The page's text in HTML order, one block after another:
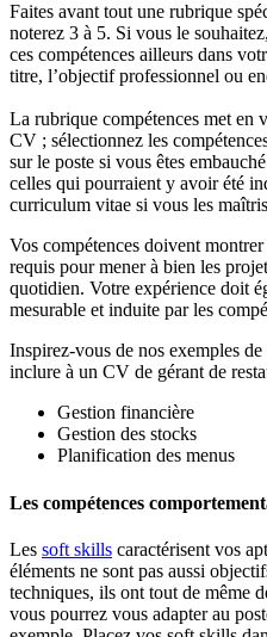
Faites avant tout une rubrique
noterez 3 à 5. Si vous le
ces compétences ailleurs dans
titre, l’objectif professionnel ou
La rubrique compétences met en
CV ; sélectionnez les
sur le poste si vous êtes
celles qui pourraient y avoir été
curriculum vitae si vous les
Vos compétences doivent
requis pour mener à bien les
quotidien. Votre expérience doit
mesurable et induite par les
Inspirez-vous de nos exemples
inclure à un CV de gérant de
Gestion financière
Gestion des stocks
Planification des menus
Les compétences
Les soft skills caractérisent vos
éléments ne sont pas aussi
techniques, ils ont tout de même
vous pourrez vous adapter au